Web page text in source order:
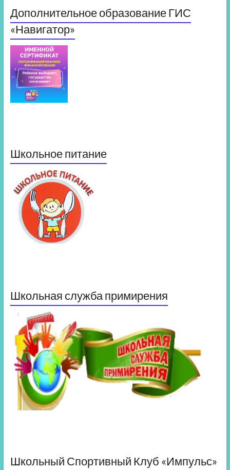
Дополнительное образование ГИС
«Навигатор»
Школьное питание
Школьная служба примирения
Школьный Спортивный Клуб «Импульс»